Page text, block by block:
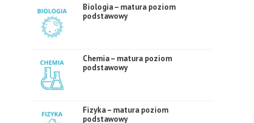
Biologia – matura poziom
podstawowy
Chemia – matura poziom
podstawowy
Fizyka – matura poziom
podstawowy